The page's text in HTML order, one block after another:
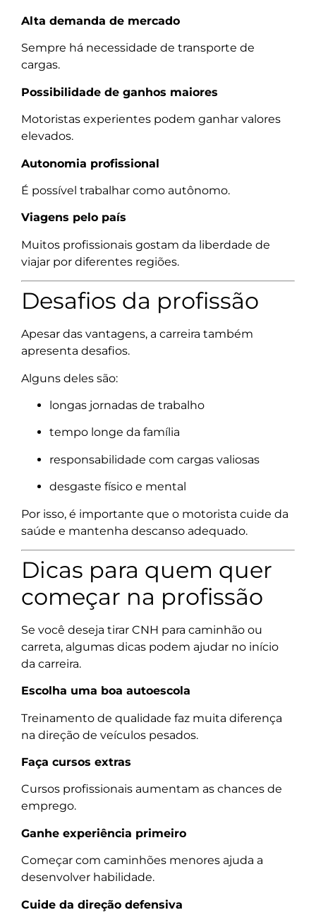
Alta demanda de mercado
Sempre há necessidade de transporte de
cargas.
Possibilidade de ganhos maiores
Motoristas experientes podem ganhar valores
elevados.
Autonomia profissional
É possível trabalhar como autônomo.
Viagens pelo país
Muitos profissionais gostam da liberdade de
viajar por diferentes regiões.
Desafios da profissão
Apesar das vantagens, a carreira também
apresenta desafios.
Alguns deles são:
longas jornadas de trabalho
tempo longe da família
responsabilidade com cargas valiosas
desgaste físico e mental
Por isso, é importante que o motorista cuide da
saúde e mantenha descanso adequado.
Dicas para quem quer
começar na profissão
Se você deseja tirar CNH para caminhão ou
carreta, algumas dicas podem ajudar no início
da carreira.
Escolha uma boa autoescola
Treinamento de qualidade faz muita diferença
na direção de veículos pesados.
Faça cursos extras
Cursos profissionais aumentam as chances de
emprego.
Ganhe experiência primeiro
Começar com caminhões menores ajuda a
desenvolver habilidade.
Cuide da direção defensiva